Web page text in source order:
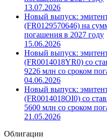
13.07.2026
Новый выпуск:
(FR0129570646) на
погашения в 2027 году
15.06.2026
Новый выпуск:
(FR0014018YR0) со
9226 млн со сроком
04.06.2026
Новый выпуск:
(FR0014018OI0) со
5600 млн со сроком
21.05.2026
Облигации